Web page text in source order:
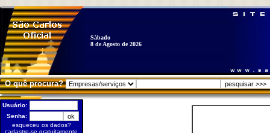
Sábado
8 de Agosto de 2026
O quê procura?
Usuário:
Senha:
esqueceu os dados?
cadastre-se gratuitamente